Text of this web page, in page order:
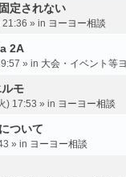
定されない
» in ヨーヨー相談
2A
» in 大会・イベント等
モ
) 17:53 » in ヨーヨー相談
ついて
» in ヨーヨー相談